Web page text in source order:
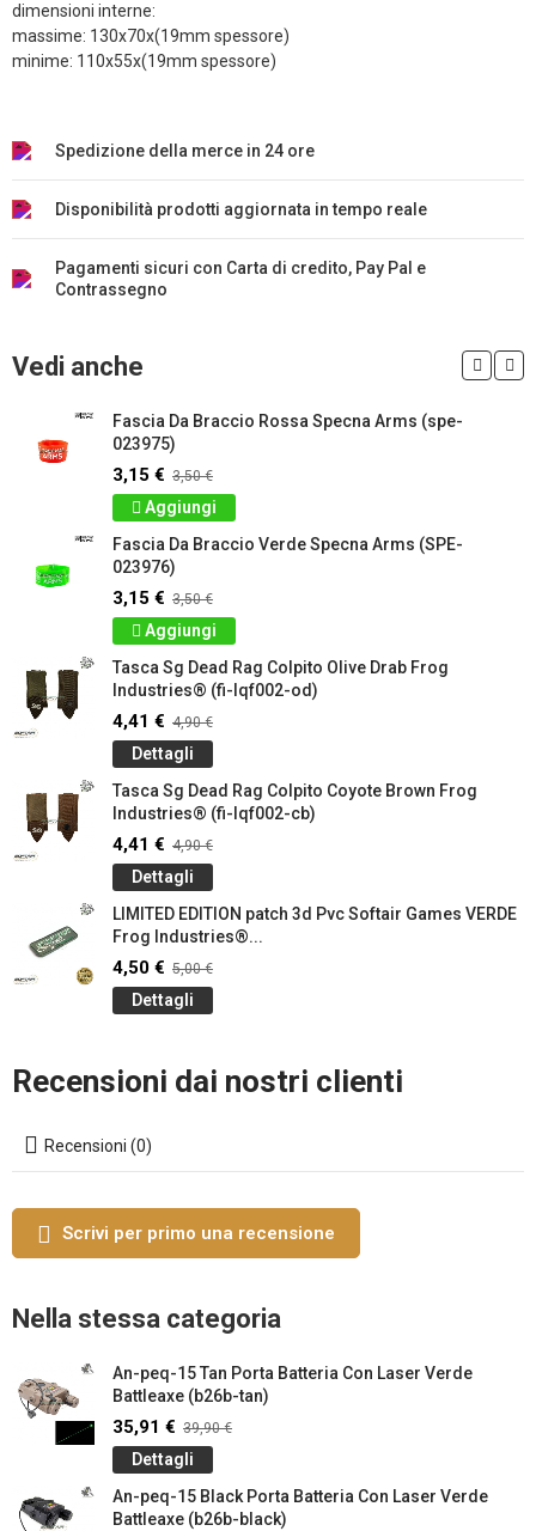
dimensioni interne:
massime: 130x70x(19mm spessore)
minime: 110x55x(19mm spessore)
Spedizione della merce in 24 ore
Disponibilità prodotti aggiornata in tempo reale
Pagamenti sicuri con Carta di credito, Pay Pal e
Contrassegno
Vedi anche
Fascia Da Braccio Rossa Specna Arms (spe-
023975)
3,15 € 3,50 €
Aggiungi
Fascia Da Braccio Verde Specna Arms (SPE-
023976)
3,15 € 3,50 €
Aggiungi
Tasca Sg Dead Rag Colpito Olive Drab Frog
Industries® (fi-lqf002-od)
4,41 € 4,90 €
Dettagli
Tasca Sg Dead Rag Colpito Coyote Brown Frog
Industries® (fi-lqf002-cb)
4,41 € 4,90 €
Dettagli
LIMITED EDITION patch 3d Pvc Softair Games VERDE
Frog Industries®...
4,50 € 5,00 €
Dettagli
Recensioni dai nostri clienti
Recensioni (0)
Scrivi per primo una recensione
Nella stessa categoria
An-peq-15 Tan Porta Batteria Con Laser Verde
Battleaxe (b26b-tan)
35,91 € 39,90 €
Dettagli
An-peq-15 Black Porta Batteria Con Laser Verde
Battleaxe (b26b-black)